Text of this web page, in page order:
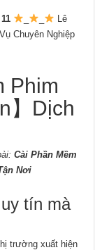
Lê
Chuyên Nghiệp
Phim
】Dịch
Cài Phần Mềm
Nơi
tín mà
trường xuất hiện